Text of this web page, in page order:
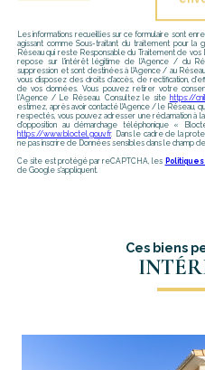
Les informations recueillies sur ce formulaire sont
agissant comme Sous-traitant du traitement pour
Réseau qui reste Responsable du Traitement de
repose sur l'intérêt légitime de l'Agence / du
suppression et sont destinées à l'Agence / au
vous disposez des droits d’accès, de rectification,
de vos données. Vous pouvez retirer votre
l’Agence / Le Réseau. Consultez le site https://
estimez, après avoir contacté l'Agence / le Réseau,
respectés, vous pouvez adresser une réclamation à
d'opposition au démarchage téléphonique «
https://www.bloctel.gouv.fr. Dans le cadre de la
ne pas inscrire de Données sensibles dans le champ
Ce site est protégé par reCAPTCHA, les
de Google s'appliquent.
Ces biens